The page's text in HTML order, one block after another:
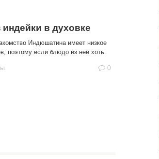
индейки в духовке
Индюшатина имеет низкое
поэтому если блюдо из нее хоть
0